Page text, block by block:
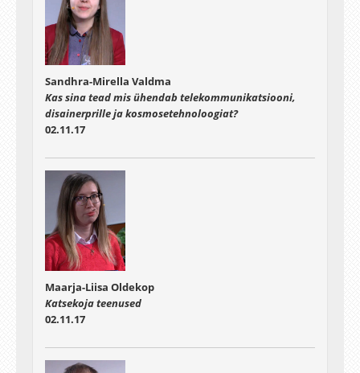
Sandhra-Mirella Valdma
Kas sina tead mis ühendab telekommunikatsiooni,
disainerprille ja kosmosetehnoloogiat?
02.11.17
Maarja-Liisa Oldekop
Katsekoja teenused
02.11.17